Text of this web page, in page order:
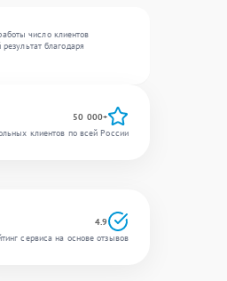
число клиентов
благодаря
50 000+
клиентов по всей России
4.9
сервиса на основе отзывов